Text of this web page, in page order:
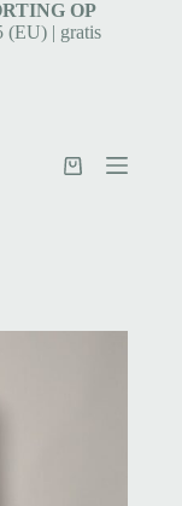
OP
(EU) | gratis